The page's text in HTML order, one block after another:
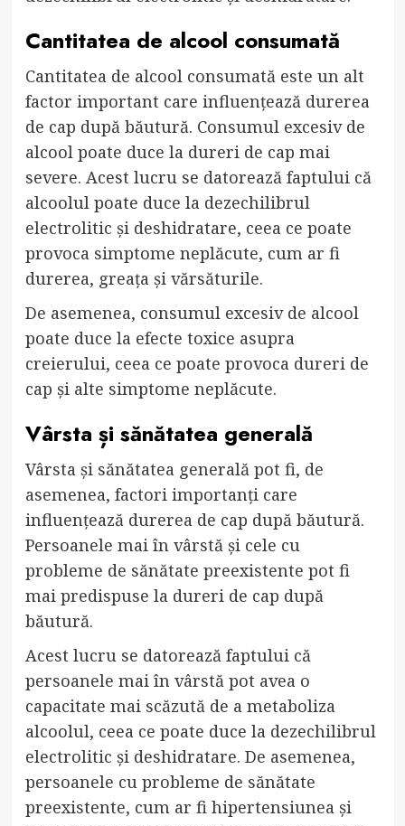
Cantitatea de alcool consumată
Cantitatea de alcool consumată este un alt
factor important care influențează durerea
de cap după băutură. Consumul excesiv de
alcool poate duce la dureri de cap mai
severe. Acest lucru se datorează faptului că
alcoolul poate duce la dezechilibrul
electrolitic și deshidratare, ceea ce poate
provoca simptome neplăcute, cum ar fi
durerea, greața și vărsăturile.
De asemenea, consumul excesiv de alcool
poate duce la efecte toxice asupra
creierului, ceea ce poate provoca dureri de
cap și alte simptome neplăcute.
Vârsta și sănătatea generală
Vârsta și sănătatea generală pot fi, de
asemenea, factori importanți care
influențează durerea de cap după băutură.
Persoanele mai în vârstă și cele cu
probleme de sănătate preexistente pot fi
mai predispuse la dureri de cap după
băutură.
Acest lucru se datorează faptului că
persoanele mai în vârstă pot avea o
capacitate mai scăzută de a metaboliza
alcoolul, ceea ce poate duce la dezechilibrul
electrolitic și deshidratare. De asemenea,
persoanele cu probleme de sănătate
preexistente, cum ar fi hipertensiunea și